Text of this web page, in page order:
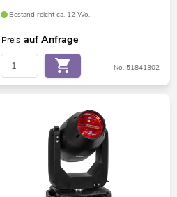
Bestand reicht ca. 12 Wo.
Preis auf Anfrage
No. 51841302